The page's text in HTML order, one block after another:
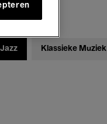
Jazz Klassieke Muziek